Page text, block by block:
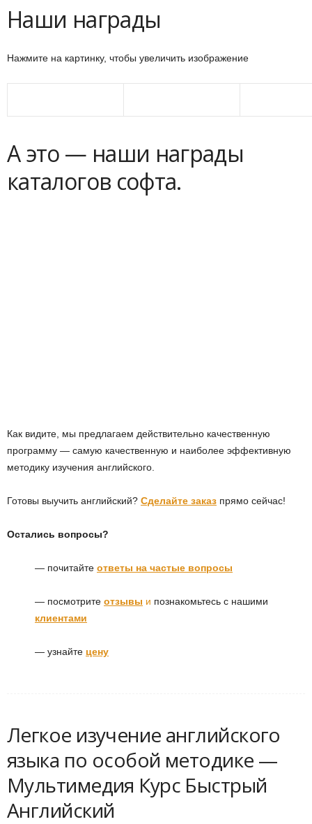
Наши награды
Нажмите на картинку, чтобы увеличить изображение
А это — наши награды
каталогов софта.
Как видите, мы предлагаем действительно качественную
программу — самую качественную и наиболее эффективную
методику изучения английского.
Готовы выучить английский? Сделайте заказ прямо сейчас!
Остались вопросы?
— почитайте ответы на частые вопросы
— посмотрите отзывы и познакомьтесь с нашими
клиентами
— узнайте цену
Легкое изучение английского
языка по особой методике —
Мультимедия Курс Быстрый
Английский